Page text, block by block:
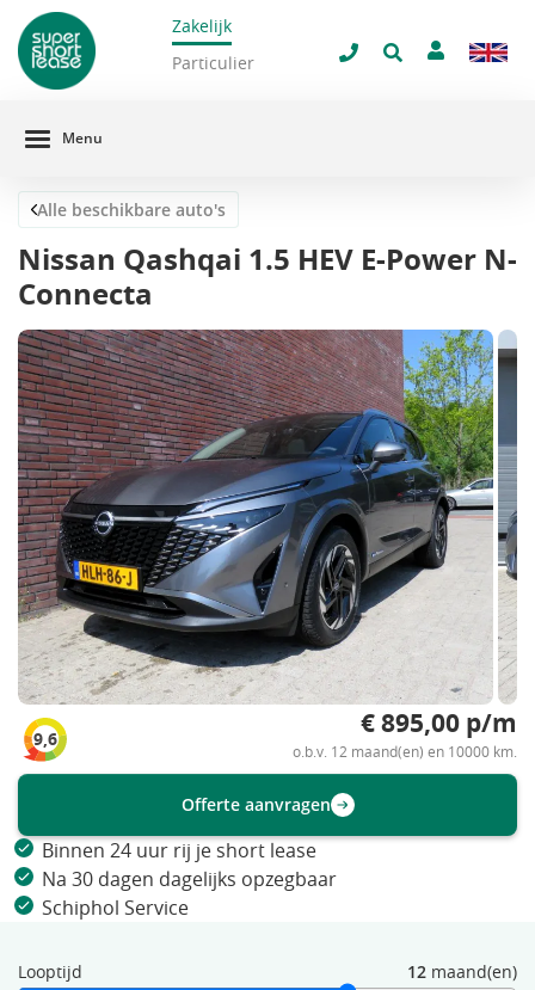
Zakelijk
Particulier
Menu
Alle beschikbare auto's
Nissan Qashqai 1.5 HEV E-Power N-
Connecta
9,6 € 895,00 p/m
o.b.v. 12 maand(en) en 10000 km.
Offerte aanvragen
Binnen 24 uur rij je short lease
Na 30 dagen dagelijks opzegbaar
Schiphol Service
Looptijd 12 maand(en)
Sluit